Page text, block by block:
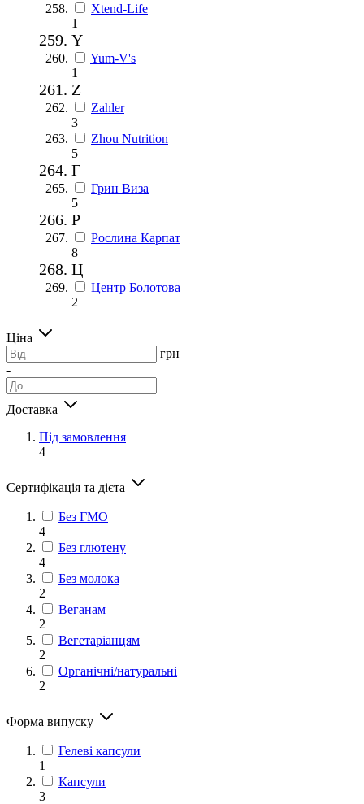
Xtend-Life
1
Y
Yum-V's
1
Z
Zahler
3
Zhou Nutrition
5
Г
Грин Виза
5
Р
Рослина Карпат
8
Ц
Центр Болотова
2
Ціна
грн
-
Доставка
Під замовлення
4
Сертифікація та дієта
Без ГМО
4
Без глютену
4
Без молока
2
Веганам
2
Вегетаріанцям
2
Органічні/натуральні
2
Форма випуску
Гелеві капсули
1
Капсули
3